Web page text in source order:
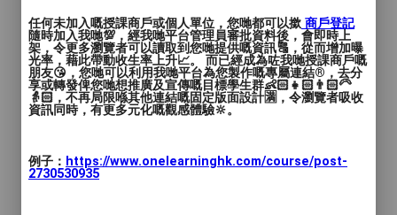
任何未加入嘅授課商戶或個人單位，您哋都可以撳 商戶登記
隨時加入我哋💯，經我哋平台管理員審批資料後，會即時上
架，令更多瀏覽者可以讀取到您哋提供嘅資訊🔠，從而增加曝
光率，藉此帶動收生率上升📈。 而已經成為咗我哋授課商戶嘅
朋友😘，您哋可以利用我哋平台為您製作嘅專屬連結®️，去分
享或轉發俾您哋想推廣及宣傳嘅目標學生群👶🏻👧🏻👨🏻‍🦳
👵🏻，不再局限喺其他連結嘅固定版面設計🈵，令瀏覽者吸收
資訊同時，有更多元化嘅觀感體驗🔆。
例子： https://www.onelearninghk.com/course/post-
2730530935